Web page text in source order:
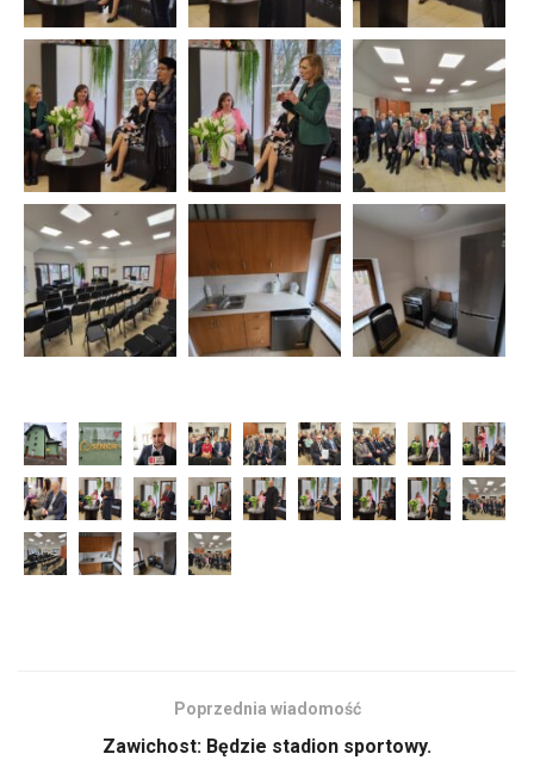
Poprzednia wiadomość
Zawichost: Będzie stadion sportowy.